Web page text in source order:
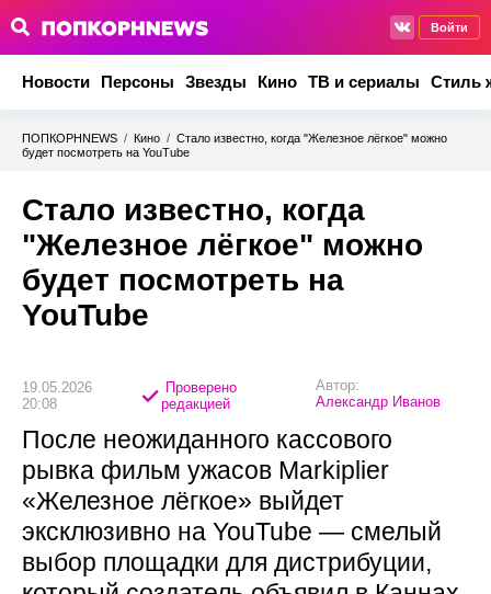
Войти
Новости Персоны Звезды Кино ТВ и сериалы Стиль
ПОПКОРНNEWS / Кино / Стало известно, когда "Железное лёгкое" можно
будет посмотреть на YouTube
Стало известно, когда
"Железное лёгкое" можно
будет посмотреть на
YouTube
19.05.2026
20:08
Проверено
редакцией
Автор:
Александр Иванов
После неожиданного кассового
рывка фильм ужасов Markiplier
«Железное лёгкое» выйдет
эксклюзивно на YouTube — смелый
выбор площадки для дистрибуции,